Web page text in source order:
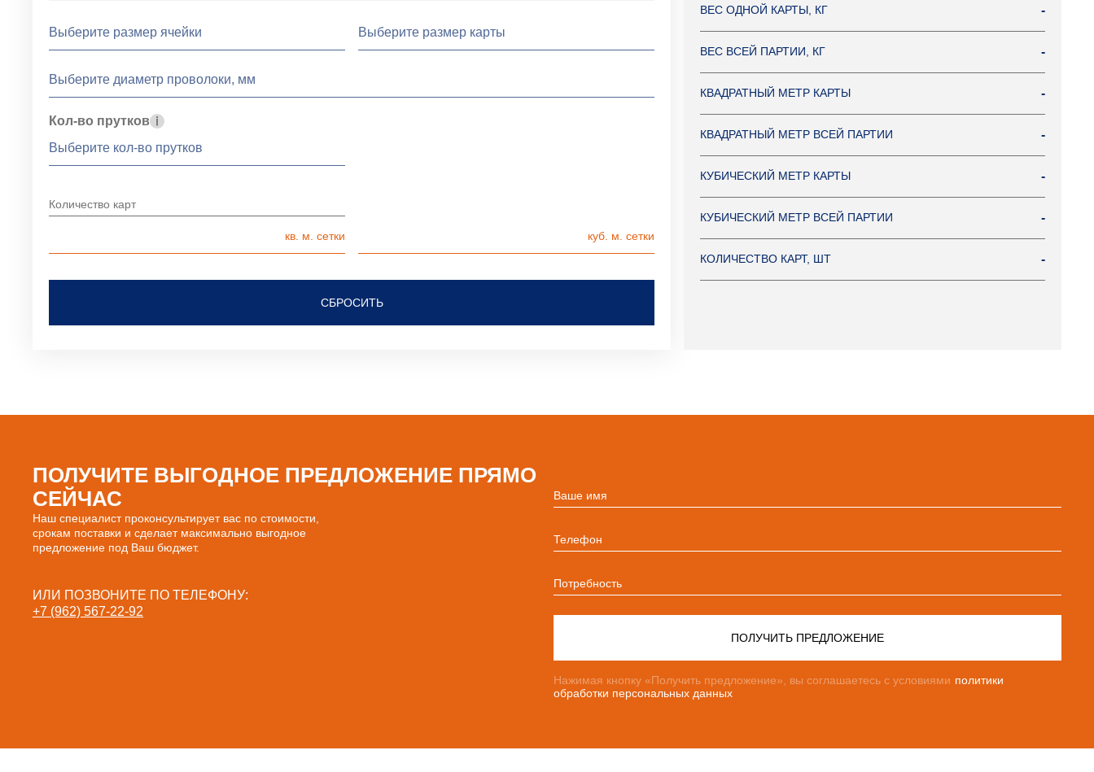
Кол-во прутков
Количество карт
СБРОСИТЬ
ВЕС ОДНОЙ КАРТЫ, КГ -
ВЕС ВСЕЙ ПАРТИИ, КГ -
КВАДРАТНЫЙ МЕТР КАРТЫ -
КВАДРАТНЫЙ МЕТР ВСЕЙ ПАРТИИ -
КУБИЧЕСКИЙ МЕТР КАРТЫ -
КУБИЧЕСКИЙ МЕТР ВСЕЙ ПАРТИИ -
КОЛИЧЕСТВО КАРТ, ШТ -
ПОЛУЧИТЕ ВЫГОДНОЕ ПРЕДЛОЖЕНИЕ ПРЯМО
СЕЙЧАС
Наш специалист проконсультирует вас по стоимости,
срокам поставки и сделает максимально выгодное
предложение под Ваш бюджет.
ИЛИ ПОЗВОНИТЕ ПО ТЕЛЕФОНУ:
+7 (962) 567-22-92
Ваше имя
Телефон
Потребность
ПОЛУЧИТЬ ПРЕДЛОЖЕНИЕ
Нажимая кнопку «Получить предложение», вы соглашаетесь с условиями политики
обработки персональных данных